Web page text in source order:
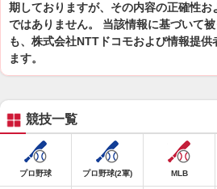
期しておりますが、その内容の正確性
ではありません。 当該情報に基づいて
も、株式会社NTTドコモおよび情報提
ます。
競技一覧
プロ野球 プロ野球(2軍) MLB